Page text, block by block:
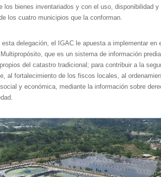
los bienes inventariados y con el uso, disponibilidad
los cuatro municipios que la conforman.
delegación, el IGAC le apuesta a implementar en
que es un sistema de información
del catastro tradicional; para contribuir a la
al fortalecimiento de los fiscos locales, al
y económica, mediante la información sobre